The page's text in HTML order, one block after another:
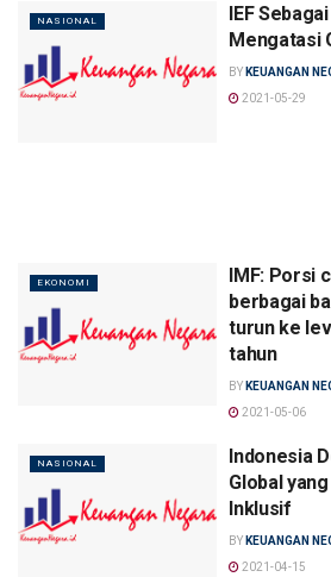
NASIONAL
IEF
Mengatasi
BY KEUANGAN
2021-05-29
EKONOMI
IMF: Porsi
berbagai
turun ke
tahun
BY KEUANGAN
2021-05-06
NASIONAL
Indonesia
Global
Inklusif
BY KEUANGAN
2021-04-15